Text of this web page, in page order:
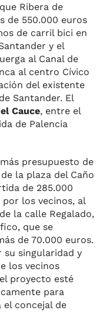
Ribera de
de 550.000 euros
de carril bici en
y el
al Canal de
al centro Cívico
del existente
Santander. El
Cauce, entre el
de Palencia
presupuesto de
la plaza del Caño
de 285.000
los vecinos, al
la calle Regalado,
que se
de 70.000 euros.
su singularidad y
los vecinos
proyecto esté
para
el concejal de